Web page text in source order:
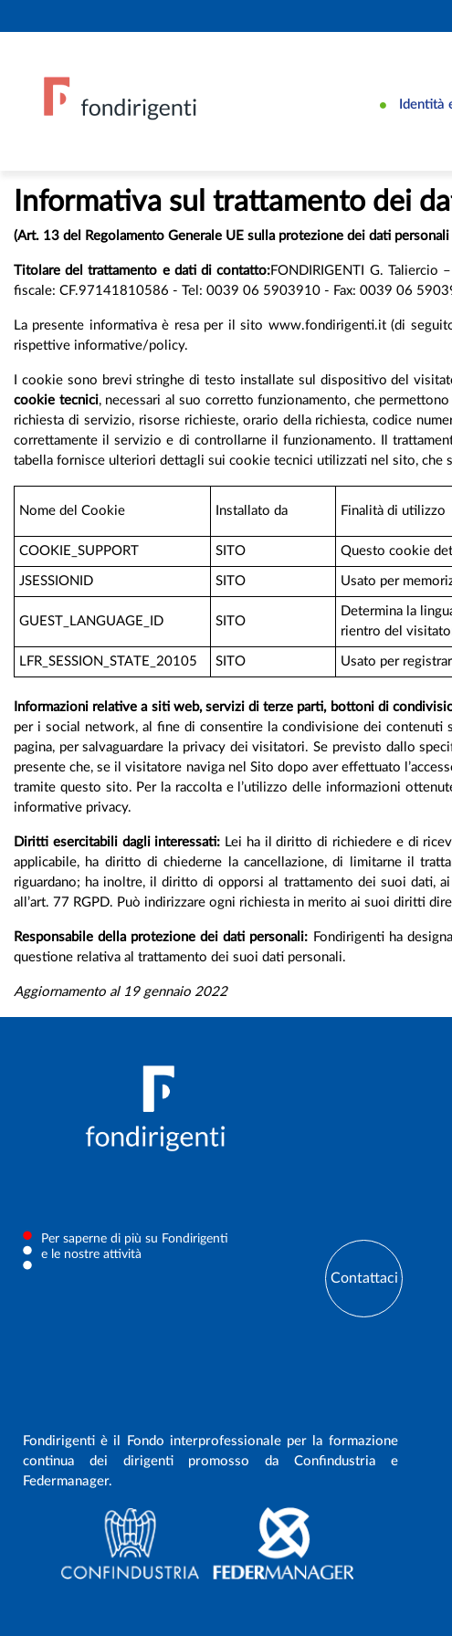
Identità
Informativa sul trattamento dei
(Art. 13 del Regolamento Generale UE sulla protezione dei dati
Titolare del trattamento e dati di contatto:FONDIRIGENTI G. Taliercio
fiscale: CF.97141810586 - Tel: 0039 06 5903910 - Fax: 0039 06
La presente informativa è resa per il sito www.fondirigenti.it (di
rispettive informative/policy.
I cookie sono brevi stringhe di testo installate sul dispositivo del
cookie tecnici, necessari al suo corretto funzionamento, che
richiesta di servizio, risorse richieste, orario della richiesta, codice
correttamente il servizio e di controllarne il funzionamento. Il
tabella fornisce ulteriori dettagli sui cookie tecnici utilizzati nel sito,
Nome del Cookie Installato da Finalità di utilizzo
COOKIE_SUPPORT SITO Questo cookie
JSESSIONID SITO Usato per
GUEST_LANGUAGE_ID SITO
Determina la
rientro del
LFR_SESSION_STATE_20105 SITO Usato per
Informazioni relative a siti web, servizi di terze parti, bottoni di
per i social network, al fine di consentire la condivisione dei contenuti
pagina, per salvaguardare la privacy dei visitatori. Se previsto dallo
presente che, se il visitatore naviga nel Sito dopo aver effettuato
tramite questo sito. Per la raccolta e l’utilizzo delle informazioni
informative privacy.
Diritti esercitabili dagli interessati: Lei ha il diritto di richiedere e di
applicabile, ha diritto di chiederne la cancellazione, di limitarne il
riguardano; ha inoltre, il diritto di opporsi al trattamento dei suoi dati,
all’art. 77 RGPD. Può indirizzare ogni richiesta in merito ai suoi diritti
Responsabile della protezione dei dati personali: Fondirigenti ha
questione relativa al trattamento dei suoi dati personali.
Aggiornamento al 19 gennaio 2022
Per saperne di più su Fondirigenti
e le nostre attività
Contattaci
Fondirigenti è il Fondo interprofessionale per la formazione
continua dei dirigenti promosso da Confindustria e
Federmanager.